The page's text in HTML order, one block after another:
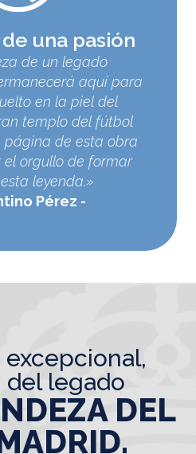
una pasión
de un legado
aquí para
en la piel del
templo del fútbol
página de esta obra
el orgullo de formar
leyenda.»
Pérez
legado
DEL